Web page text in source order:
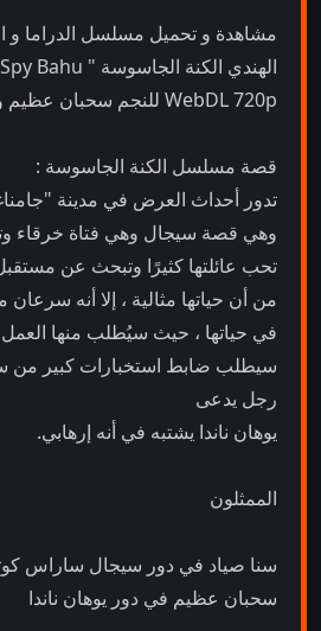
مشاهدة و تحميل مسلسل الدراما و
WebDL 720p للنجم سحبان عظيم و النجمة سنا صياد
قصة مسلسل الكنة الجاسوسة :
تدور أحداث العرض في مدينة
وهي قصة سيجال وهي فتاة خرقاء
تحب عائلتها كثيرًا وتبحث عن
من أن حياتها مثالية ، إلا أنه سرعان
في حياتها ، حيث سيُطلب منها
سيطلب ضابط استخبارات كبير
رجل يدعى
يوهان ناندا يشتبه في أنه إرهابي.
الممثلون
سنا صياد في دور سيجال ساراس
سحبان عظيم في دور يوهان ناندا